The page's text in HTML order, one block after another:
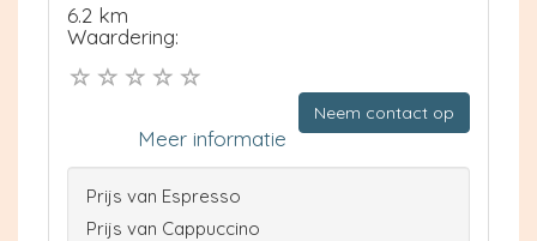
6.2 km
Waardering:
Neem contact op
Meer informatie
Prijs van Espresso
Prijs van Cappuccino